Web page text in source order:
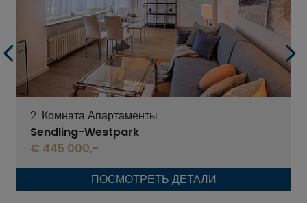
2-Комната Апартаменты
Sendling-Westpark
€ 445 000,-
ПОСМОТРЕТЬ ДЕТАЛИ